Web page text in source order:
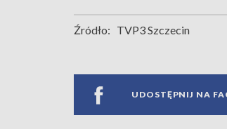
Źródło: TVP3 Szczecin
UDOSTĘPNIJ NA